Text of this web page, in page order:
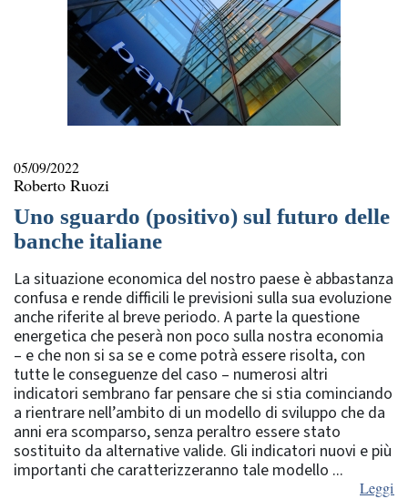
05/09/2022
Roberto Ruozi
Uno sguardo (positivo) sul futuro delle
banche italiane
La situazione economica del nostro paese è abbastanza
confusa e rende difficili le previsioni sulla sua evoluzione
anche riferite al breve periodo. A parte la questione
energetica che peserà non poco sulla nostra economia
– e che non si sa se e come potrà essere risolta, con
tutte le conseguenze del caso – numerosi altri
indicatori sembrano far pensare che si stia cominciando
a rientrare nell’ambito di un modello di sviluppo che da
anni era scomparso, senza peraltro essere stato
sostituito da alternative valide. Gli indicatori nuovi e più
importanti che caratterizzeranno tale modello ...
Leggi